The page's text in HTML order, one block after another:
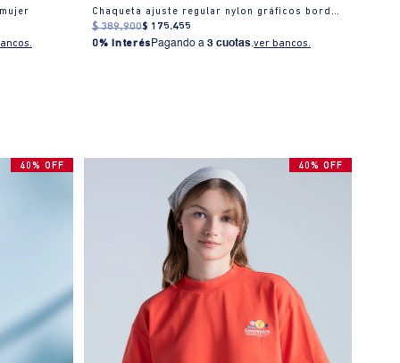
Chaqueta ajuste regular nylon gráficos bordados
$ 389.900$ 175.455
0% Interés Pagando a3 cuotas.ver bancos.
40% OFF 40% OFF